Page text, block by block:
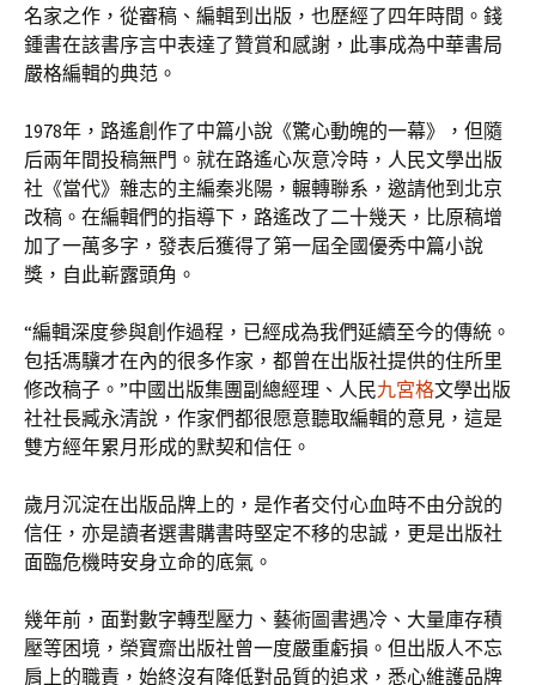
名家之作，從審稿、編輯到出版，也歷經了四年時間。錢
鍾書在該書序言中表達了贊賞和感謝，此事成為中華書局
嚴格編輯的典范。
1978年，路遙創作了中篇小說《驚心動魄的一幕》，但隨
后兩年間投稿無門。就在路遙心灰意冷時，人民文學出版
社《當代》雜志的主編秦兆陽，輾轉聯系，邀請他到北京
改稿。在編輯們的指導下，路遙改了二十幾天，比原稿增
加了一萬多字，發表后獲得了第一屆全國優秀中篇小說
獎，自此嶄露頭角。
“編輯深度參與創作過程，已經成為我們延續至今的傳統。
包括馮驥才在內的很多作家，都曾在出版社提供的住所里
修改稿子。”中國出版集團副總經理、人民九宮格文學出版
社社長臧永清說，作家們都很愿意聽取編輯的意見，這是
雙方經年累月形成的默契和信任。
歲月沉淀在出版品牌上的，是作者交付心血時不由分說的
信任，亦是讀者選書購書時堅定不移的忠誠，更是出版社
面臨危機時安身立命的底氣。
幾年前，面對數字轉型壓力、藝術圖書遇冷、大量庫存積
壓等困境，榮寶齋出版社曾一度嚴重虧損。但出版人不忘
肩上的職責，始終沒有降低對品質的追求，悉心維護品牌